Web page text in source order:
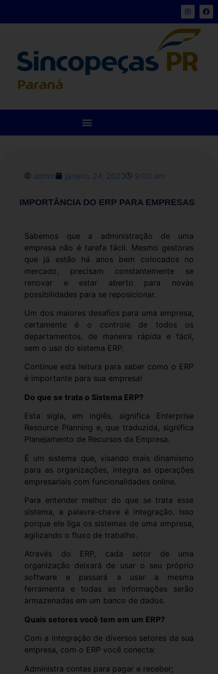
admin janeiro 24, 2023 9:00 am
IMPORTÂNCIA DO ERP PARA EMPRESAS
Sabemos que a administração de uma
empresa não é tarefa fácil. Mesmo gestores
que já estão há anos bem colocados no
mercado, precisam constantemente se
renovar e estar aberto para novas
possibilidades para se reposicionar.
Um dos maiores desafios para uma empresa,
certamente é o controle de todos os
departamentos, de maneira rápida e fácil,
sem o uso do sistema ERP.
Continue esta leitura para saber como o ERP
é importante para sua empresa!
Do que se trata o Sistema ERP?
Esta sigla, em inglês, significa Enterprise
Resource Planning e, que traduzida, significa
Planejamento de Recursos da Empresa.
É um sistema que, visando mais dinamismo
para as organizações, integra as operações
empresariais com funcionalidades online.
Para entender melhor do que se trata esse
sistema, a palavra-chave é integração. Isso
porque ele liga os sistemas de uma empresa,
agilizando o fluxo de trabalho.
Através do ERP, cada setor de uma
organização deixará de usar o seu próprio
software e passará a usar a mesma
ferramenta e todas as informações serão
armazenadas em um banco de dados.
Quais setores você tem em um ERP?
Com a integração de diversos setores da sua
empresa, com o ERP você conecta:
Administra contas para pagar e receber;